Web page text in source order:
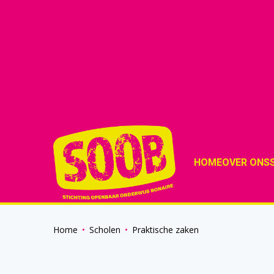
HOMEOVER ONS
Home Scholen Praktische zaken